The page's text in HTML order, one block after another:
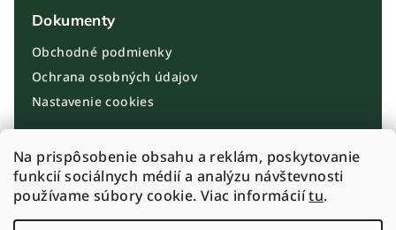
Na prispôsobenie obsahu a reklám, poskytovanie
funkcií sociálnych médií a analýzu návštevnosti
používame súbory cookie. Viac informáciítu.
Dokumenty
Obchodné podmienky
Ochrana osobných údajov
Nastavenie cookies
Kontakt
info@plantbros.sk
+421 910 100 099